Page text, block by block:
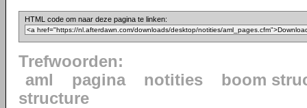
HTML code om naar deze pagina te linken:
Trefwoorden:
aml
pagina notities
boom
structure